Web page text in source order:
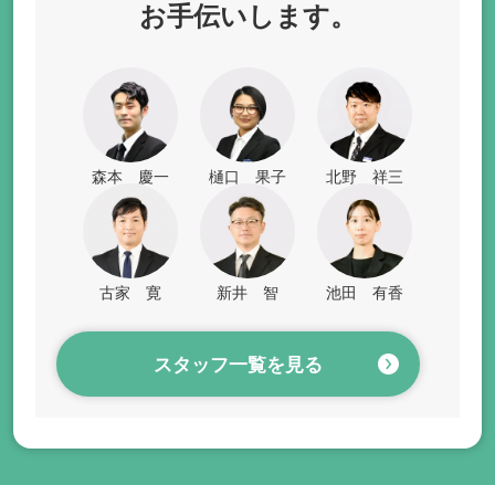
お手伝いします。
森本 慶一 樋口 果子 北野 祥三
古家 寛 新井 智 池田 有香
スタッフ一覧を見る